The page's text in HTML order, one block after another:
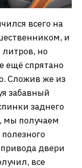
всего на
и
литров, но
ещё спрятано
Сложив же из
забавный
заднего
мы получаем
двери
все